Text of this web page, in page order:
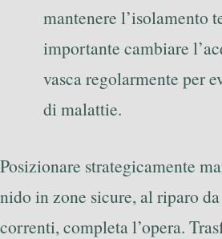
mantenere l’isolamento
importante cambiare
vasca regolarmente per
di malattie.
Posizionare strategicamente
nido in zone sicure, al riparo
correnti, completa l’opera.